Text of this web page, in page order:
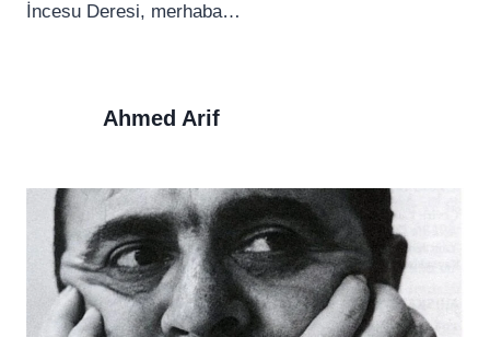
İncesu Deresi, merhaba…
Ahmed Arif